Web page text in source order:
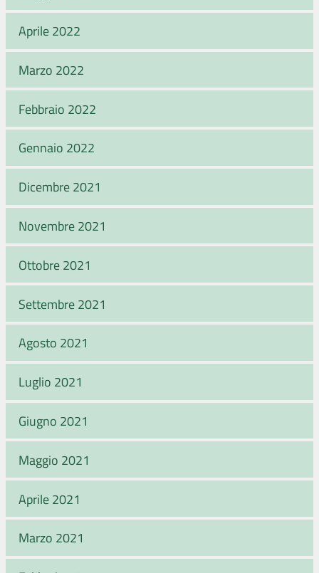
Aprile 2022
Marzo 2022
Febbraio 2022
Gennaio 2022
Dicembre 2021
Novembre 2021
Ottobre 2021
Settembre 2021
Agosto 2021
Luglio 2021
Giugno 2021
Maggio 2021
Aprile 2021
Marzo 2021